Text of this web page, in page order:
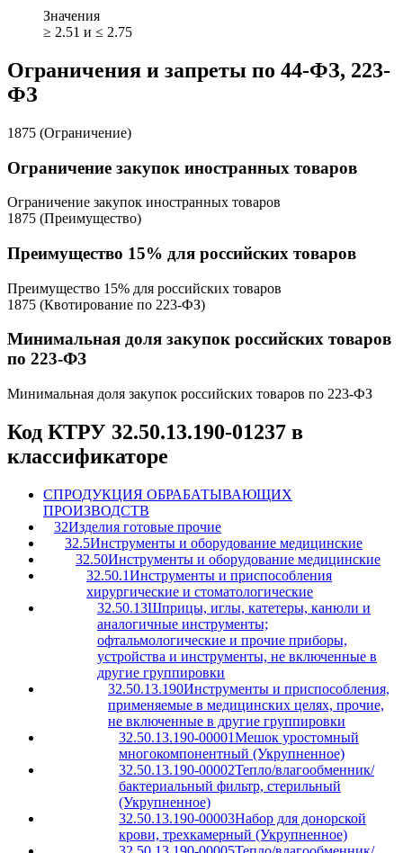
Значения
≥ 2.51 и ≤ 2.75
Ограничения и запреты по 44-ФЗ, 223-
ФЗ
1875 (Ограничение)
Ограничение закупок иностранных товаров
Ограничение закупок иностранных товаров
1875 (Преимущество)
Преимущество 15% для российских товаров
Преимущество 15% для российских товаров
1875 (Квотирование по 223-ФЗ)
Минимальная доля закупок российских товаров
по 223-ФЗ
Минимальная доля закупок российских товаров по 223-ФЗ
Код КТРУ 32.50.13.190-01237 в
классификаторе
CПРОДУКЦИЯ ОБРАБАТЫВАЮЩИХ
ПРОИЗВОДСТВ
32Изделия готовые прочие
32.5Инструменты и оборудование медицинские
32.50Инструменты и оборудование медицинские
32.50.1Инструменты и приспособления
хирургические и стоматологические
32.50.13Шприцы, иглы, катетеры, канюли и
аналогичные инструменты;
офтальмологические и прочие приборы,
устройства и инструменты, не включенные в
другие группировки
32.50.13.190Инструменты и приспособления,
применяемые в медицинских целях, прочие,
не включенные в другие группировки
32.50.13.190-00001Мешок уростомный
многокомпонентный (Укрупненное)
32.50.13.190-00002Тепло/влагообменник/
бактериальный фильтр, стерильный
(Укрупненное)
32.50.13.190-00003Набор для донорской
крови, трехкамерный (Укрупненное)